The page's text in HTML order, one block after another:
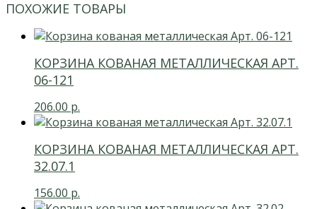
ПОХОЖИЕ ТОВАРЫ
КОРЗИНА КОВАНАЯ МЕТАЛЛИЧЕСКАЯ АРТ.
06-121
206.00 р.
КОРЗИНА КОВАНАЯ МЕТАЛЛИЧЕСКАЯ АРТ.
32.07.1
156.00 р.